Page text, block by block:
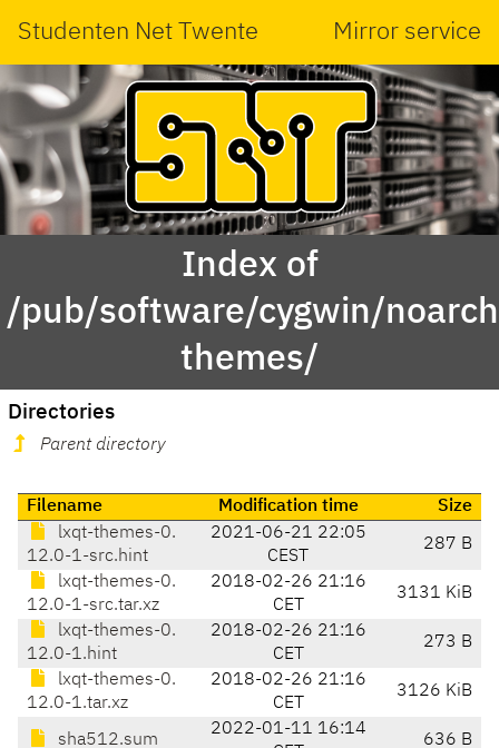
Studenten Net Twente Mirror service
Index of
/pub/software/cygwin/
themes/
Directories
Parent directory
Filename Modification time
Size
lxqt-themes-0.
12.0-1-src.hint
2021-06-21 22:05
CEST
287 B
lxqt-themes-0.
12.0-1-src.tar.xz
2018-02-26 21:16
CET
3131 KiB
lxqt-themes-0.
12.0-1.hint
2018-02-26 21:16
CET
273 B
lxqt-themes-0.
12.0-1.tar.xz
2018-02-26 21:16
CET
3126 KiB
sha512.sum
2022-01-11 16:14
636 B